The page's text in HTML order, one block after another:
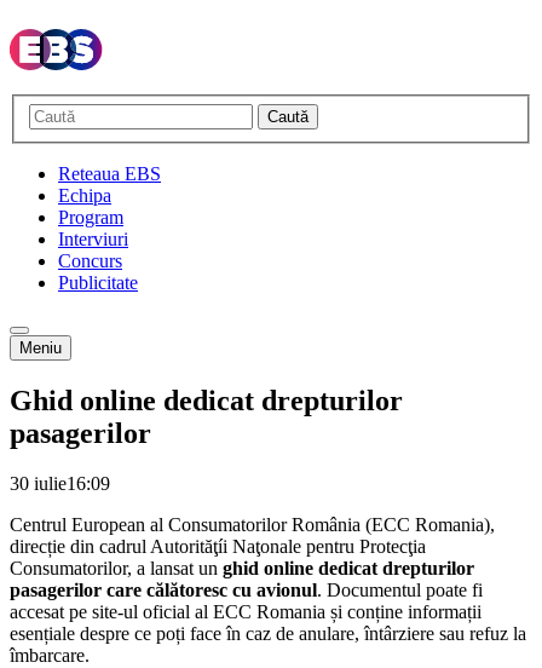
Caută
Reteaua EBS
Echipa
Program
Interviuri
Concurs
Publicitate
Meniu
Ghid online dedicat drepturilor
pasagerilor
30 iulie16:09
Centrul European al Consumatorilor România (ECC Romania),
direcție din cadrul Autorităţíi Naţonale pentru Protecţia
Consumatorilor, a lansat un ghid online dedicat drepturilor
pasagerilor care călătoresc cu avionul. Documentul poate fi
accesat pe site-ul oficial al ECC Romania și conține informații
esențiale despre ce poți face în caz de anulare, întârziere sau refuz la
îmbarcare.